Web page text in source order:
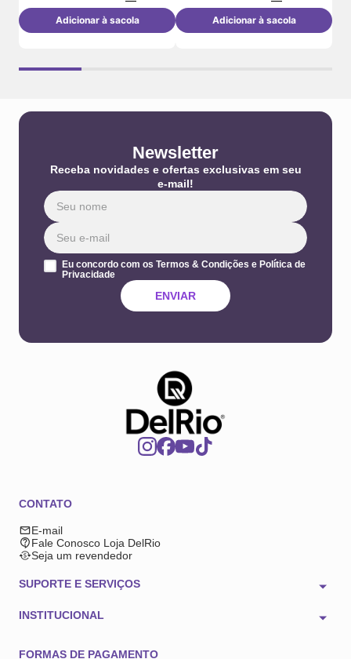
Adicionar à sacola Adicionar à sacola
Newsletter
Receba novidades e ofertas exclusivas em seu
e-mail!
Eu concordo com os Termos & Condições e Política de
Privacidade
ENVIAR
CONTATO
E-mail
Fale Conosco Loja DelRio
Seja um revendedor
SUPORTE E SERVIÇOS
INSTITUCIONAL
FORMAS DE PAGAMENTO